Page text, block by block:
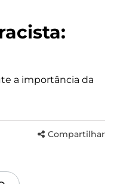
a importância da
Compartilhar